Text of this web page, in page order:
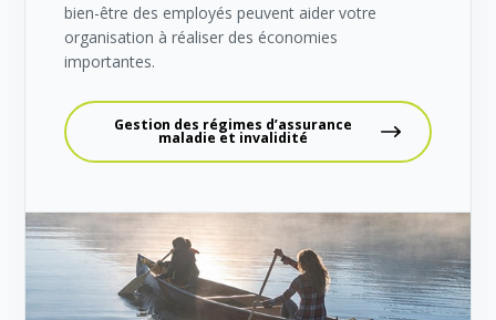
bien-être des employés peuvent aider votre
organisation à réaliser des économies
importantes.
Gestion des régimes d’assurance
maladie et invalidité